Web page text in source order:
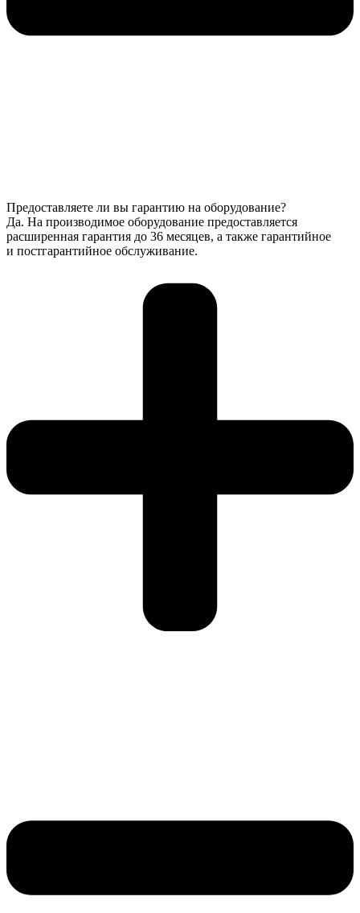
Предоставляете ли вы гарантию на оборудование?
Да. На производимое оборудование предоставляется
расширенная гарантия до 36 месяцев, а также гарантийное
и постгарантийное обслуживание.